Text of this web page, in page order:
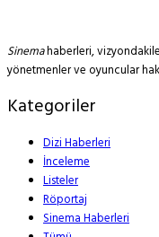
Sinemahaberleri,
yönetmenler ve oyuncular
Kategoriler
Dizi Haberleri
İnceleme
Listeler
Röportaj
Sinema Haberleri